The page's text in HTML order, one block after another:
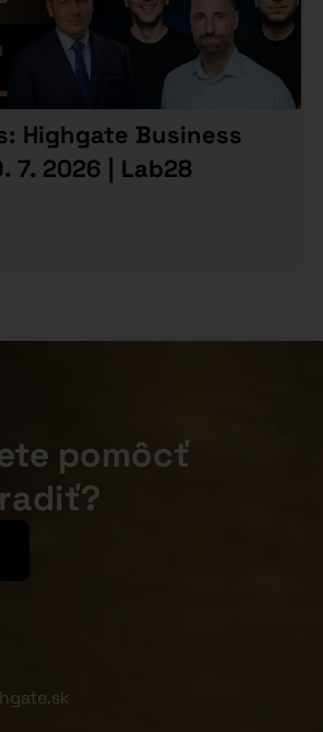
Highgate Business
7. 2026 | Lab28
pomôcť